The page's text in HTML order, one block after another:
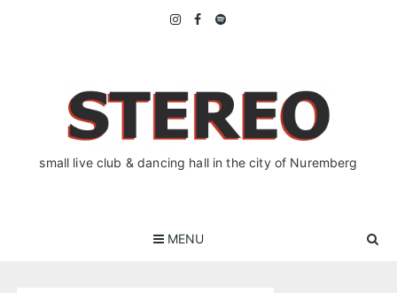
small live club & dancing hall in the city of Nuremberg
MENU